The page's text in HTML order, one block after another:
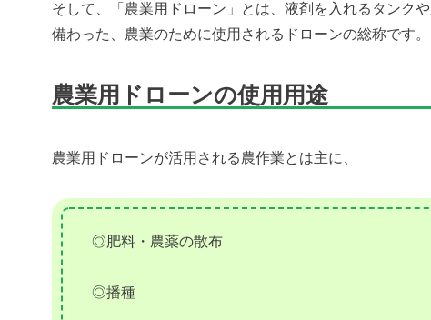
そして、「農業用ドローン」とは、液剤を入れるタンク
備わった、農業のために使用されるドローンの総称です。
農業用ドローンの使用用途
農業用ドローンが活用される農作業とは主に、
◎肥料・農薬の散布
◎播種